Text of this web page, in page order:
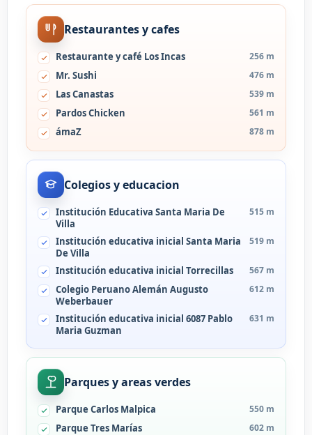
Restaurantes y cafes
Restaurante y café Los Incas 256 m
Mr. Sushi 476 m
Las Canastas 539 m
Pardos Chicken 561 m
ámaZ 878 m
Colegios y educacion
Institución Educativa Santa Maria De
Villa
515 m
Institución educativa inicial Santa Maria
De Villa
519 m
Institución educativa inicial Torrecillas 567 m
Colegio Peruano Alemán Augusto
Weberbauer
612 m
Institución educativa inicial 6087 Pablo
Maria Guzman
631 m
Parques y areas verdes
Parque Carlos Malpica 550 m
Parque Tres Marías 602 m